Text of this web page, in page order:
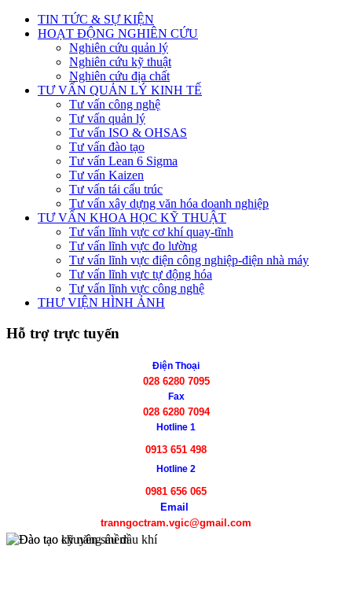
TIN TỨC & SỰ KIỆN
HOẠT ĐỘNG NGHIÊN CỨU
Nghiên cứu quản lý
Nghiên cứu kỹ thuật
Nghiên cứu địa chất
TƯ VẤN QUẢN LÝ KINH TẾ
Tư vấn công nghệ
Tư vấn quản lý
Tư vấn ISO & OHSAS
Tư vấn đào tạo
Tư vấn Lean 6 Sigma
Tư vấn Kaizen
Tư vấn tái cấu trúc
Tư vấn xây dựng văn hóa doanh nghiệp
TƯ VẤN KHOA HỌC KỸ THUẬT
Tư vấn lĩnh vực cơ khí quay-tĩnh
Tư vấn lĩnh vực đo lường
Tư vấn lĩnh vực điện công nghiệp-điện nhà máy
Tư vấn lĩnh vực tự động hóa
Tư vấn lĩnh vực công nghệ
THƯ VIỆN HÌNH ẢNH
Hỗ trợ trực tuyến
Điện Thoại
028 6280 7095
Fax
028 6280 7094
Hotline 1
0913 651 498
Hotline 2
0981 656 065
Email
tranngoctram.vgic@gmail.com